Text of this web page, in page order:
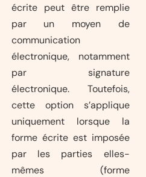
écrite peut être remplie
par un moyen de
communication
électronique, notamment
par signature
électronique. Toutefois,
cette option s’applique
uniquement lorsque la
forme écrite est imposée
par les parties elles-
mêmes (forme